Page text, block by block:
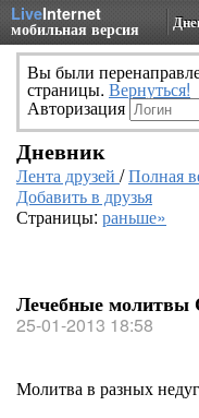
LiveInternet
мобильная версия
Вы были
страницы. Вернуться!
Авторизация
Дневник
Лента друзей /Полная
Добавить в друзья
Страницы: раньше»
Лечебные
25-01-2013 18:58
Молитва в разных